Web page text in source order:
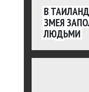
В
ЗМЕЯ
ЛЮДЬМИ